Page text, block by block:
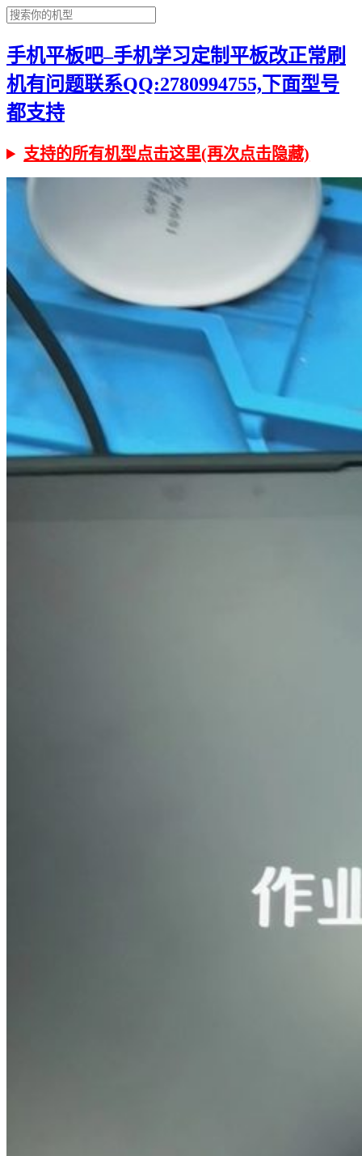
手机平板吧–手机学习定制平板改正常刷
机有问题联系QQ:2780994755,下面型号
都支持
支持的所有机型点击这里(再次点击隐藏)